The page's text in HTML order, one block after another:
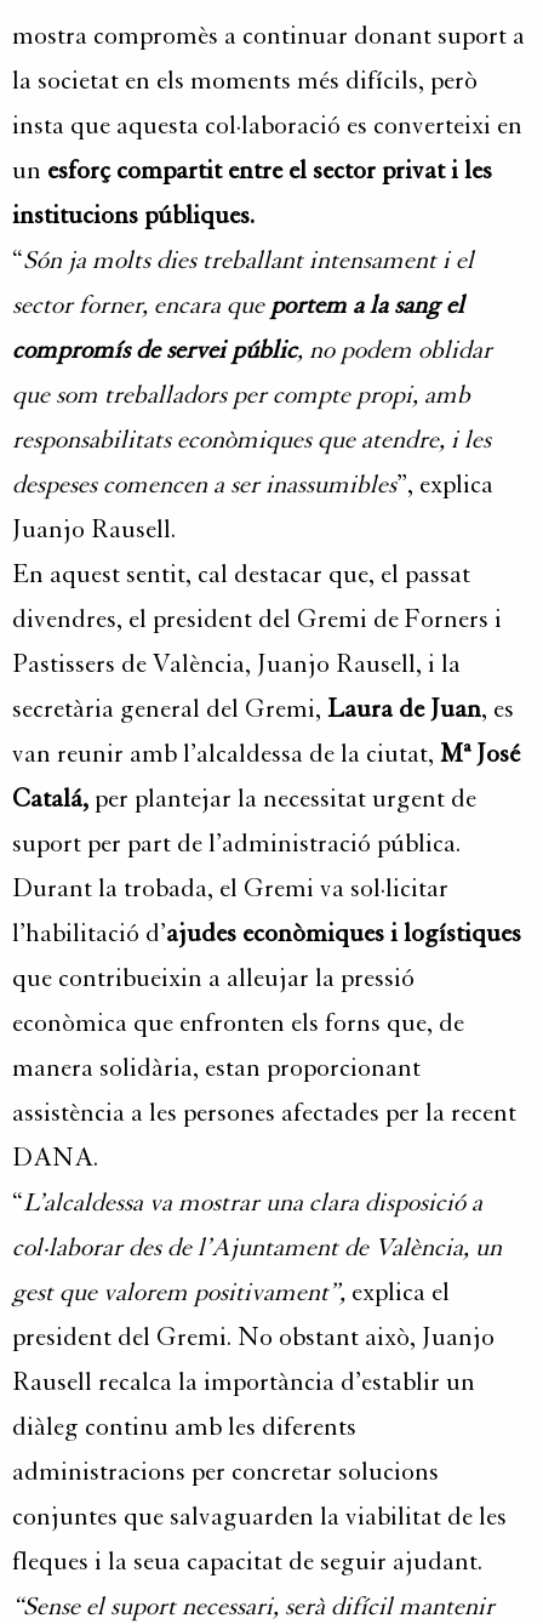
mostra compromès a continuar donant suport a
la societat en els moments més difícils, però
insta que aquesta col·laboració es converteixi en
un esforç compartit entre el sector privat i les
institucions públiques.
“Són ja molts dies treballant intensament i el
sector forner, encara que portem a la sang el
compromís de servei públic, no podem oblidar
que som treballadors per compte propi, amb
responsabilitats econòmiques que atendre, i les
despeses comencen a ser inassumibles”, explica
Juanjo Rausell.
En aquest sentit, cal destacar que, el passat
divendres, el president del Gremi de Forners i
Pastissers de València, Juanjo Rausell, i la
secretària general del Gremi, Laura de Juan, es
van reunir amb l’alcaldessa de la ciutat, Mª José
Catalá, per plantejar la necessitat urgent de
suport per part de l’administració pública.
Durant la trobada, el Gremi va sol·licitar
l’habilitació d’ajudes econòmiques i logístiques
que contribueixin a alleujar la pressió
econòmica que enfronten els forns que, de
manera solidària, estan proporcionant
assistència a les persones afectades per la recent
DANA.
“L’alcaldessa va mostrar una clara disposició a
col·laborar des de l’Ajuntament de València, un
gest que valorem positivament”, explica el
president del Gremi. No obstant això, Juanjo
Rausell recalca la importància d’establir un
diàleg continu amb les diferents
administracions per concretar solucions
conjuntes que salvaguarden la viabilitat de les
fleques i la seua capacitat de seguir ajudant.
“Sense el suport necessari, serà difícil mantenir